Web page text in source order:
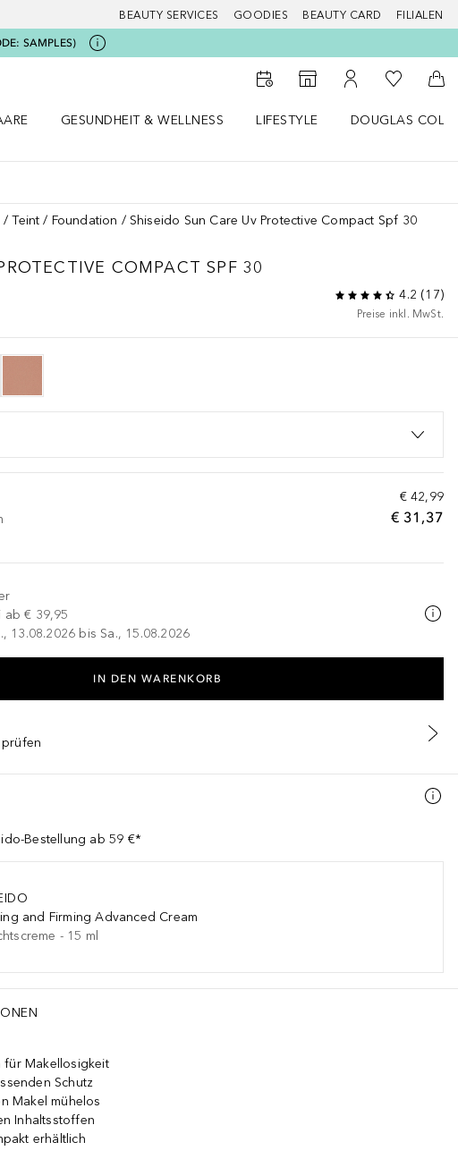
BEAUTY SERVICES GOODIES BEAUTY CARD FILIALEN
SAMPLES)
Zum Storefinder
Zu Meinem
Zu Meiner
GESUNDHEIT & WELLNESS
LIFESTYLE
DOUGLAS
Teint Foundation Shiseido Sun Care Uv Protective Compact Spf 30
COMPACT SPF 30
4.2 (17)
Preise inkl. MwSt.
€ 42,99
€ 31,37
ab € 39,95
13.08.2026 bis Sa., 15.08.2026
IN DEN WARENKORB
Bestellung ab 59 €*
and Firming Advanced Cream
- 15 ml
für Makellosigkeit
Schutz
Makel mühelos
Inhaltsstoffen
erhältlich